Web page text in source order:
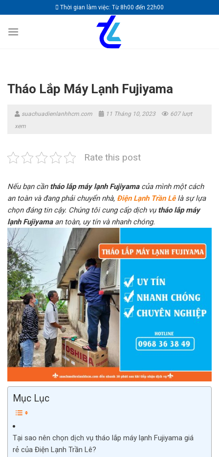
to
content
Thời gian làm việc: Từ 8h00 đến 22h00
Tháo Lắp Máy Lạnh Fujiyama
suachuadienlanhhcm.com 11 Tháng 10, 2023
607 lượt
xem
Rate this post
Nếu bạn cần tháo lắp máy lạnh Fujiyamacủa mình một cách
an toàn và đang phải chuyển nhà, Điện Lạnh Trần Lêlà sự lựa
chọn đáng tin cậy. Chúng tôi cung cấp dịch vụ tháo lắp máy
lạnh Fujiyamaan toàn, uy tín và nhanh chóng.
Mục Lục
Tại sao nên chọn dịch vụ tháo lắp máy lạnh Fujiyama giá
rẻ của Điện Lạnh Trần Lê?